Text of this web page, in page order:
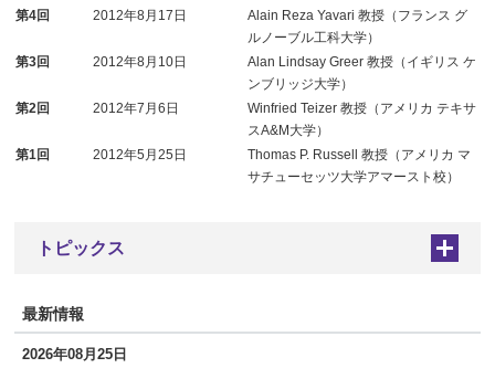
第4回
2012年8月17日
Alain Reza Yavari 教授（フランス グ
ルノーブル工科大学）
第3回
2012年8月10日
Alan Lindsay Greer 教授（イギリス ケ
ンブリッジ大学）
第2回
2012年7月6日
Winfried Teizer 教授（アメリカ テキサ
スA&M大学）
第1回
2012年5月25日
Thomas P. Russell 教授（アメリカ マ
サチューセッツ大学アマースト校）
トピックス +
最新情報
2026年08月25日